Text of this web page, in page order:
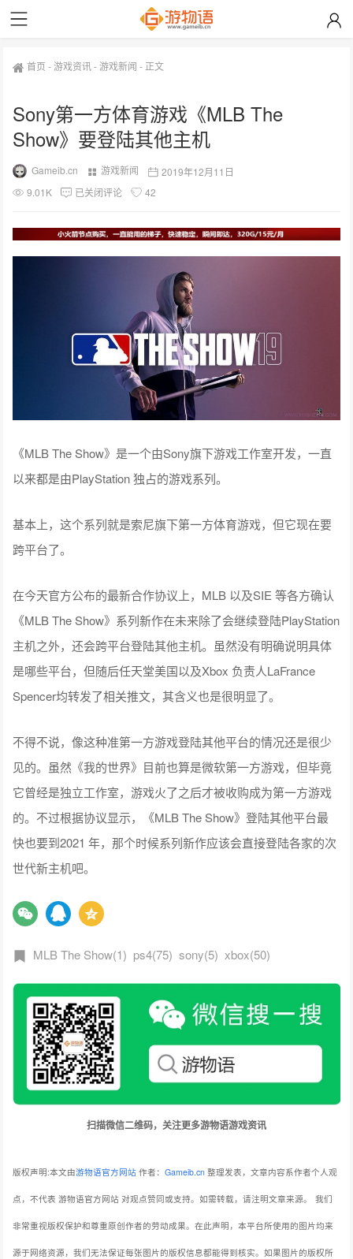
首页 -游戏资讯-游戏新闻 - 正文
Sony第一方体育游戏《MLB The
Show》要登陆其他主机
Gameib.cn 游戏新闻
2019年12月11日
9.01K
已关闭评论 42
《MLB The Show》是一个由Sony旗下游戏工作室开发，一直
以来都是由PlayStation独占的游戏系列。
基本上，这个系列就是索尼旗下第一方体育游戏，但它现在要
跨平台了。
在今天官方公布的最新合作协议上，MLB 以及SIE 等各方确认
《MLB The Show》系列新作在未​​​​来除了会继续登陆PlayStation
主机之外，还会跨平台登陆其他主机。虽然没有明确说明具体
是哪些平台，但随后任天堂美国以及Xbox 负责人LaFrance
Spencer均转发了相关推文，其含义也是很明显了。
不得不说，像这种准第一方游戏登陆其他平台的情况还是很少
见的。虽然《我的世界》目前也算是微软第一方游戏，但毕竟
它曾经是独立工作室，游戏火了之后才被收购成为第一方游戏
的。不过根据协议显示，《MLB The Show》登陆其他平台最
快也要到2021 年，那个时候系列新作应该会直接登陆各家的次
世代新主机吧。
MLB The Show(1) ps4(75) sony(5) xbox(50)
扫描微信二维码，关注更多游物语游戏资讯
版权声明:本文由游物语官方网站 作者：Gameib.cn 整理发表，文章内容系作者个人观
点，不代表 游物语官方网站 对观点赞同或支持。如需转载，请注明文章来源。 我们
非常重视版权保护和尊重原创作者的劳动成果。在此声明，本平台所使用的图片均来
源于网络资源，我们无法保证每张图片的版权信息都能得到核实。如果图片的版权所